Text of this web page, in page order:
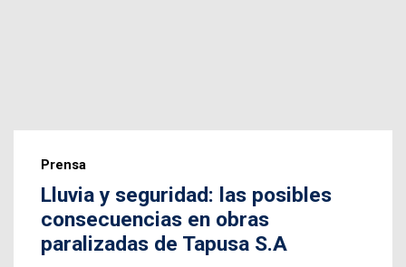
Prensa
Lluvia y seguridad: las posibles
consecuencias en obras
paralizadas de Tapusa S.A